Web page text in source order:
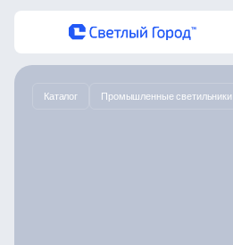
Каталог Промышленные светильники